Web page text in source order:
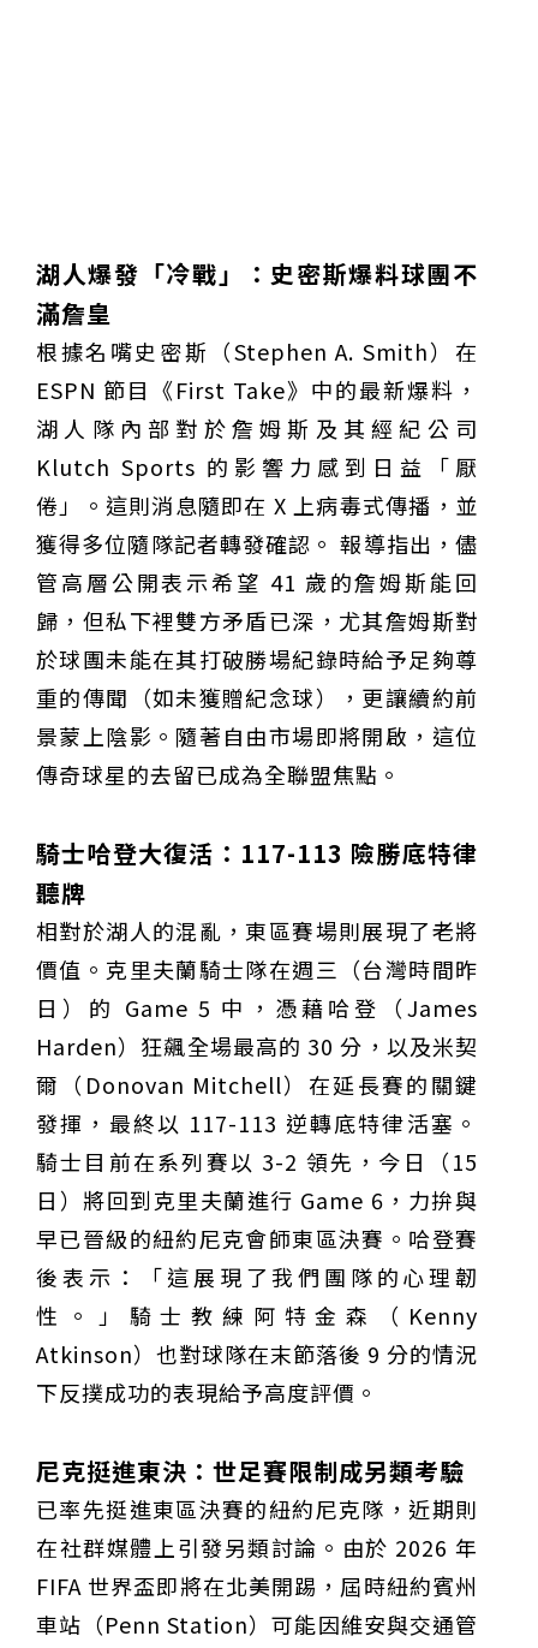
湖人爆發「冷戰」：史密斯爆料球團不
滿詹皇
根據名嘴史密斯（Stephen A. Smith）在
ESPN 節目《First Take》中的最新爆料，
湖人隊內部對於詹姆斯及其經紀公司
Klutch Sports 的影響力感到日益「厭
倦」。這則消息隨即在 X 上病毒式傳播，並
獲得多位隨隊記者轉發確認。 報導指出，儘
管高層公開表示希望 41 歲的詹姆斯能回
歸，但私下裡雙方矛盾已深，尤其詹姆斯對
於球團未能在其打破勝場紀錄時給予足夠尊
重的傳聞（如未獲贈紀念球），更讓續約前
景蒙上陰影。隨著自由市場即將開啟，這位
傳奇球星的去留已成為全聯盟焦點。
騎士哈登大復活：117-113 險勝底特律
聽牌
相對於湖人的混亂，東區賽場則展現了老將
價值。克里夫蘭騎士隊在週三（台灣時間昨
日）的 Game 5 中，憑藉哈登（James
Harden）狂飆全場最高的 30 分，以及米契
爾（Donovan Mitchell）在延長賽的關鍵
發揮，最終以 117-113 逆轉底特律活塞。
騎士目前在系列賽以 3-2 領先，今日（15
日）將回到克里夫蘭進行 Game 6，力拚與
早已晉級的紐約尼克會師東區決賽。哈登賽
後表示：「這展現了我們團隊的心理韌
性。」騎士教練阿特金森（Kenny
Atkinson）也對球隊在末節落後 9 分的情況
下反撲成功的表現給予高度評價。
尼克挺進東決：世足賽限制成另類考驗
已率先挺進東區決賽的紐約尼克隊，近期則
在社群媒體上引發另類討論。由於 2026 年
FIFA 世界盃即將在北美開踢，屆時紐約賓州
車站（Penn Station）可能因維安與交通管